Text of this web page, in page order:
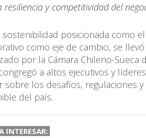
resiliencia y competitividad del
sostenibilidad posicionada como
como eje de cambio, se
por la Cámara Chileno-
a altos ejecutivos y
sobre los desafíos, regulaciones
del país.
INTERESAR: